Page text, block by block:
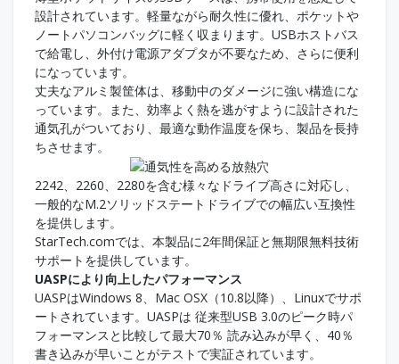
設計されています。軽量ながら耐久性に優れ、ポケットや
ノートパソコンバッグに軽く収まります。USBホストバス
で給電し、外付け電源アダプタが不要なため、さらに便利
になっています。
丈夫なアルミ製筐体は、移動中のダメージに強い構造にな
っています。また、効率よく熱を逃がすように設計された
通気孔がついており、最適な動作温度を保ち、製品を長持
ちさせます。
2242、2260、2280を含む様々なドライブ高さに対応し、
一般的なM.2ソリッドステートドライブでの幅広い互換性
を提供します。
StarTech.comでは、本製品に2年間保証と無期限無料技術
サポートを提供しています。
UASPにより向上したパフォーマンス
UASPはWindows 8、Mac OSX（10.8以降）、Linuxでサポ
ートされています。UASPは 従来型USB 3.0のピーク時パ
フォーマンスと比較して最大70％ 読み込みが早く、40％
書き込みが早いことがテストで実証されています。